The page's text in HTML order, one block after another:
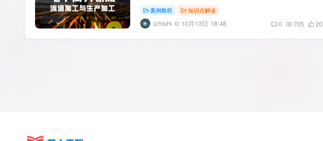
案例教程 知识点解读
izhishi 10月13日 18:48 0 705 20